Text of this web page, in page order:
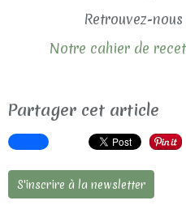
Retrouvez-
Notre cahier de
Partager cet article
S'inscrire à la newsletter